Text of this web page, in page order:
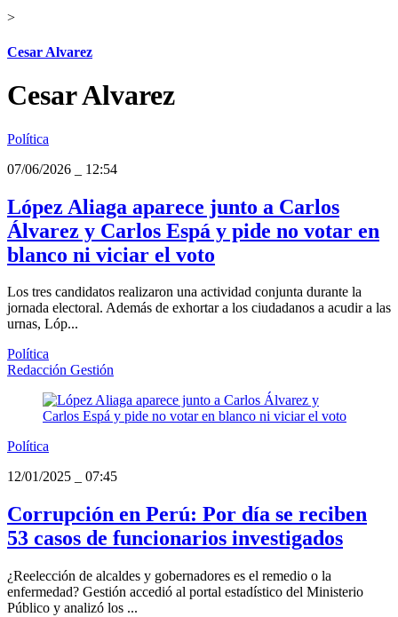
>
Cesar Alvarez
Cesar Alvarez
Política
07/06/2026
12:54
López Aliaga aparece junto a Carlos
Álvarez y Carlos Espá y pide no votar en
blanco ni viciar el voto
Los tres candidatos realizaron una actividad conjunta durante la
jornada electoral. Además de exhortar a los ciudadanos a acudir a las
urnas, Lóp...
Política
Redacción Gestión
Política
12/01/2025
07:45
Corrupción en Perú: Por día se reciben
53 casos de funcionarios investigados
¿Reelección de alcaldes y gobernadores es el remedio o la
enfermedad? Gestión accedió al portal estadístico del Ministerio
Público y analizó los ...